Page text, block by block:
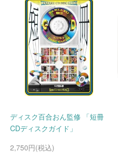
ディスク百合おん監修 「短冊
CDディスクガイド」
2,750円(税込)